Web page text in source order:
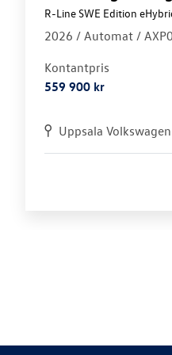
R-Line SWE Edition
2026 / Automat /
Kontantpris
559 900 kr
Uppsala Volkswagen